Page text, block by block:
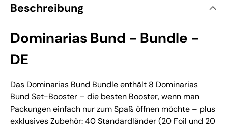
Beschreibung
Dominarias Bund - Bundle -
DE
Das Dominarias Bund Bundle enthält 8 Dominarias
Bund Set-Booster – die besten Booster, wenn man
Packungen einfach nur zum Spaß öffnen möchte – plus
exklusives Zubehör: 40 Standardländer (20 Foil und 20